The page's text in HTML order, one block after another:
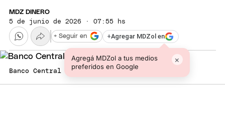
MDZ DINERO
5 de junio de 2026 · 07:55 hs
+Agregar MDZol en
Agregá MDZol a tus medios
preferidos en Google
×
+ Seguir en
Banco Central Foto: EFE